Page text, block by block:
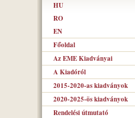
HU
RO
EN
Főoldal
Az EME Kiadványai
A Kiadóról
2015-2020-as kiadványok
2020-2025-ös kiadványok
Rendelési útmutató